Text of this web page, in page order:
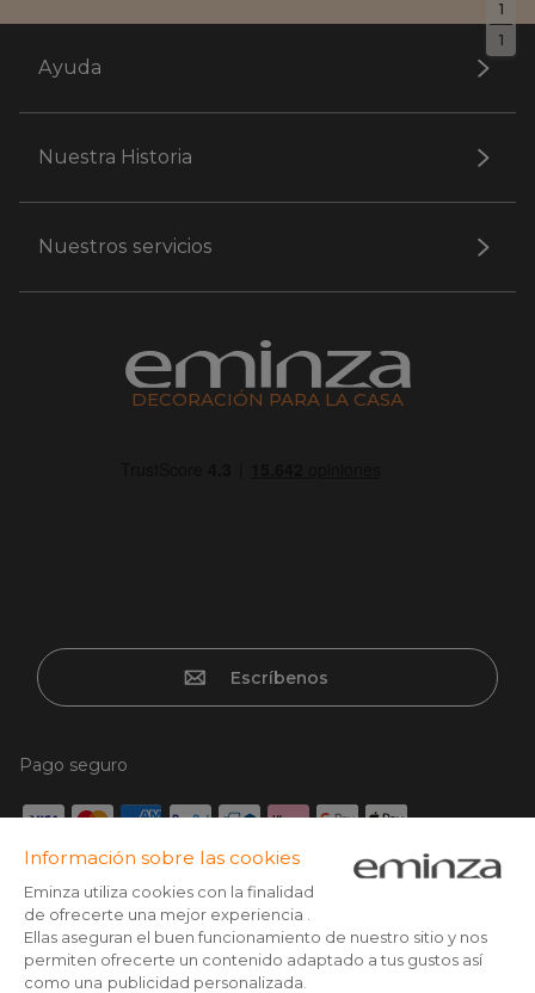
1
1
Ayuda
Nuestra Historia
Nuestros servicios
DECORACIÓN PARA LA CASA
Escríbenos
Pago seguro
Tarjeta de crédito, Paypal, Transferencia bancaria, Klarna x3
con tarjeta sin cargos, Google/Apple pay
Síguenos en: